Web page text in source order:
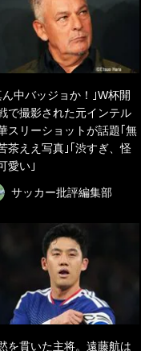
ん中バッジョか！｣W杯開
で撮影された元インテル
スリーショットが話題｢無
茶ええ写真｣｢渋すぎ、怪
愛い｣
サッカー批評編集部
を貫いた主将。遠藤航は